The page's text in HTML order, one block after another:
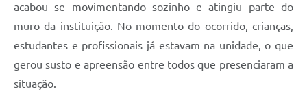
acabou se movimentando sozinho e atingiu parte do
muro da instituição. No momento do ocorrido, crianças,
estudantes e profissionais já estavam na unidade, o que
gerou susto e apreensão entre todos que presenciaram a
situação.